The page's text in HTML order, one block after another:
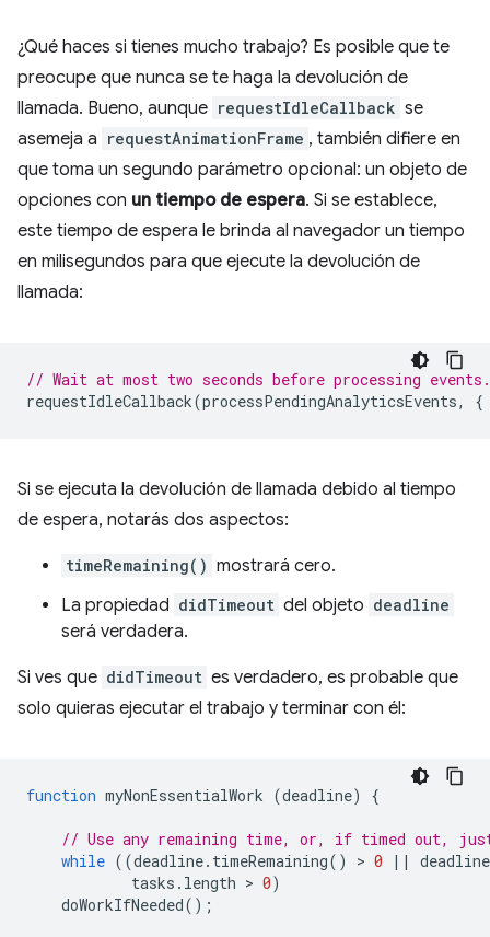
¿Qué haces si tienes mucho trabajo? Es posible que te
preocupe que nunca se te haga la devolución de
llamada. Bueno, aunque requestIdleCallback se
asemeja a requestAnimationFrame , también difiere en
que toma un segundo parámetro opcional: un objeto de
opciones con un tiempo de espera. Si se establece,
este tiempo de espera le brinda al navegador un tiempo
en milisegundos para que ejecute la devolución de
llamada:
// Wait at most two seconds before processing events.
requestIdleCallback(processPendingAnalyticsEvents, {
Si se ejecuta la devolución de llamada debido al tiempo
de espera, notarás dos aspectos:
timeRemaining() mostrará cero.
La propiedad didTimeout del objeto deadline
será verdadera.
Si ves que didTimeout es verdadero, es probable que
solo quieras ejecutar el trabajo y terminar con él:
function myNonEssentialWork (deadline) {
// Use any remaining time, or, if timed out,
while ((deadline. timeRemaining() > 0 ||
deadline
tasks . length > 0)
doWorkIfNeeded();